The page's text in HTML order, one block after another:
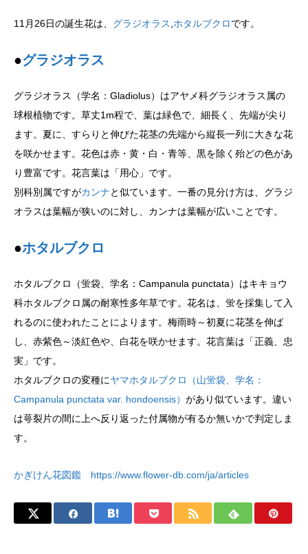
11月26日の誕生花は、 グラジオラス ホタルブクロです。
●グラジオラス
グラジオラス（学名：Gladiolus）はアヤメ科グラジオラス属の
球根植物です。草丈1m程で、葉は緑色で、細長く、先端が尖り
ます。夏に、すらりと伸びた花茎の先端から縦長一列に大きな花
を咲かせます。花色は赤・黄・白・青等、黒を除く殆どの色があ
り豊富です。花言葉は「用心」です。
別科別属ですがカンナと似ています。一番の見分け方は、グラジ
オラスは葉幅が狭いのに対し、カンナは葉幅が広いことです。
●ホタルブクロ
ホタルブクロ（蛍袋、学名：Campanula punctata）はキキョウ
科ホタルブクロ属の耐寒性多年草です。花名は、蛍を採集して入
れるのに使われたことによります。梅雨時～初夏に花茎を伸ば
し、赤紫色～淡紅色や、白花を咲かせます。花言葉は「正義、忠
実」です。
ホタルブクロの変種にヤマホタルブクロ（山蛍袋、学名：
Campanula punctata var. hondoensis） があり似ています。違い
は萼裂片の間に上へ反り返った付属物が有るか無いかで判定しま
す。
かぎけん花図鑑 https://www.flower-db.com/ja/articles